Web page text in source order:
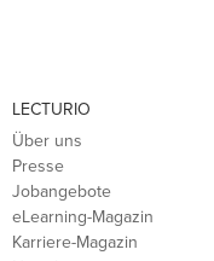
LECTURIO
Über uns
Presse
Jobangebote
eLearning-Magazin
Karriere-Magazin